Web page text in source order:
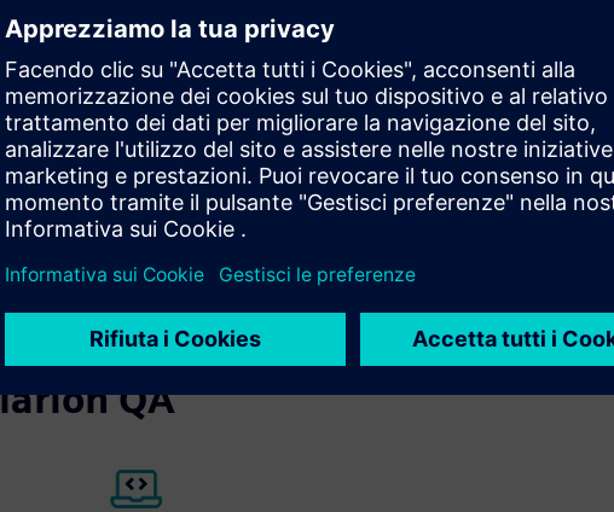
QA la collaborazione appare
QA